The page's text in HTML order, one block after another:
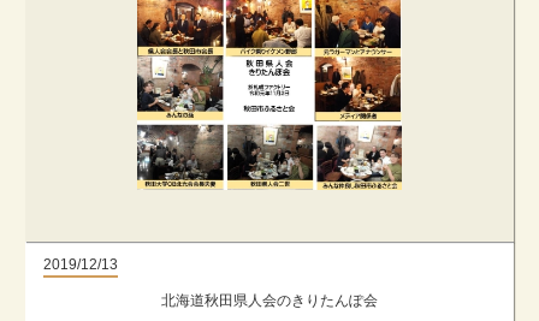
2019/12/13
北海道秋田県人会のきりたんぽ会